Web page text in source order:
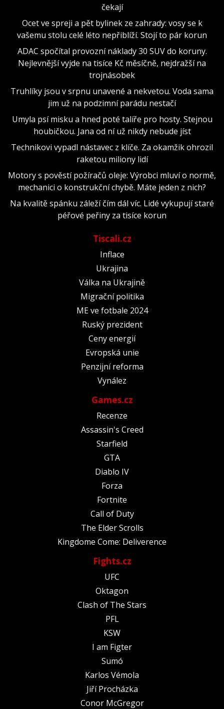
čekají
Ocet ve spreji a pět bylinek ze zahrady: vosy se k
vašemu stolu celé léto nepřiblíží. Stojí to pár korun
ADAC spočítal provozní náklady 30 SUV do koruny.
Nejlevnější vyjde na tisíce Kč měsíčně, nejdražší na
trojnásobek
Truhlíky jsou v srpnu unavené a nekvetou. Voda sama
jim už na podzimní parádu nestačí
Umyla psí misku a hned poté talíře pro hosty. Stejnou
houbičkou. Jana od ní už nikdy nebude jíst
Technikovi vypadl nástavec z klíče. Za okamžik ohrozil
raketou miliony lidí
Motory s pověstí požíračů oleje: Výrobci mluví o normě,
mechanici o konstrukční chybě. Máte jeden z nich?
Na kvalitě spánku záleží čím dál víc. Lidé vykupují staré
péřové peřiny za tisíce korun
Tiscali.cz
Inflace
Ukrajina
Válka na Ukrajině
Migrační politika
ME ve fotbale 2024
Ruský prezident
Ceny energií
Evropská unie
Penzijní reforma
Vynález
Games.cz
Recenze
Assassin's Creed
Starfield
GTA
Diablo IV
Forza
Fortnite
Call of Duty
The Elder Scrolls
Kingdome Come: Deliverence
Fights.cz
UFC
Oktagon
Clash of The Stars
PFL
KSW
I am Figter
Sumó
Karlos Vémola
Jiří Procházka
Conor McGregor